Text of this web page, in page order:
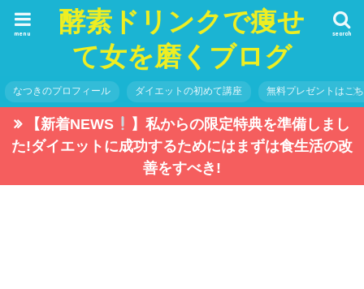
酵素ドリンクで痩せ
て女を磨くブログ
search
menu
なつきのプロフィール ダイエットの初めて講座 無料プレゼントはこ
【新着NEWS
】私からの限定特典を準備しまし
た!ダイエットに成功するためにはまずは食生活の改
善をすべき!